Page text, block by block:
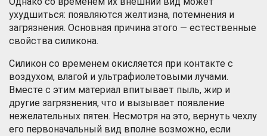
ухудшиться: появляются желтизна, потемнения и
загрязнения. Основная причина этого — естественные
свойства силикона.
Силикон со временем окисляется при контакте с
воздухом, влагой и ультрафиолетовыми лучами.
Вместе с этим материал впитывает пыль, жир и
другие загрязнения, что и вызывает появление
нежелательных пятен. Несмотря на это, вернуть чехлу
его первоначальный вид вполне возможно, если